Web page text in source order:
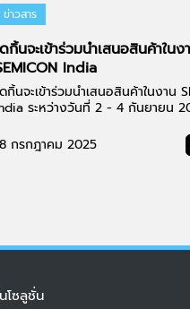
ข่าวสาร
กิ้นจะเข้าร่วมนำเสนอสินค้าในง
India
กิ้นจะเข้าร่วมนำเสนอสินค้าในงาน
ระหว่างวันที่ 2 - 4 กันยายน
สาหกรรมเซมิคอนดักเตอร์
กรกฎาคม 2025
โซลูชั่น